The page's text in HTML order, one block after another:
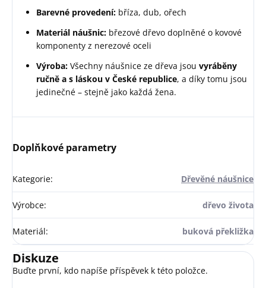
Barevné provedení: bříza, dub, ořech
Materiál náušnic: březové dřevo doplněné o kovové
komponenty z nerezové oceli
Výroba: Všechny náušnice ze dřeva jsou vyráběny
ručně a s láskou v České republice, a díky tomu jsou
jedinečné – stejně jako každá žena.
Doplňkové parametry
Kategorie: Dřevěné náušnice
Výrobce: dřevo života
Materiál: buková překližka
Diskuze
Buďte první, kdo napíše příspěvek k této položce.